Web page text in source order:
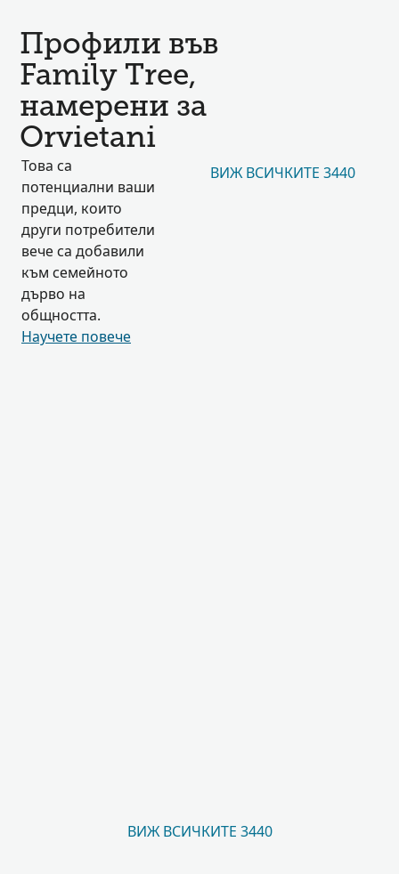
Профили във
Family Tree,
намерени за
Orvietani
Това са
потенциални ваши
предци, които
други потребители
вече са добавили
към семейното
дърво на
общността.
Научете повече
ВИЖ ВСИЧКИТЕ 3440
ВИЖ ВСИЧКИТЕ 3440